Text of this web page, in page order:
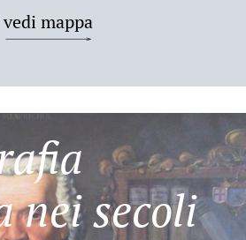
vedi mappa
nei secoli